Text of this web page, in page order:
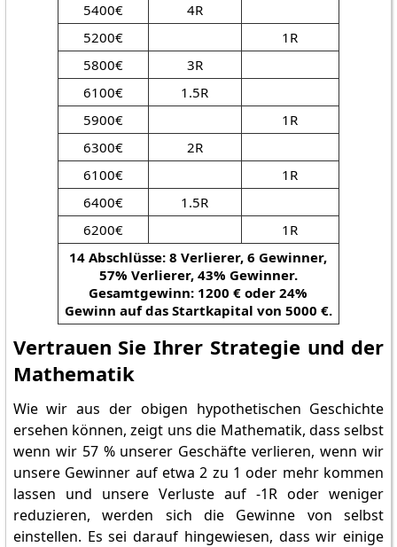
5400€
4R
5200€
1R
5800€
3R
6100€
1.5R
5900€
1R
6300€
2R
6100€
1R
6400€
1.5R
6200€
1R
14 Abschlüsse: 8 Verlierer, 6 Gewinner,
57% Verlierer, 43% Gewinner.
Gesamtgewinn: 1200 € oder 24%
Gewinn auf das Startkapital von 5000 €.
Vertrauen Sie Ihrer Strategie und der
Mathematik
Wie wir aus der obigen hypothetischen Geschichte
ersehen können, zeigt uns die Mathematik, dass selbst
wenn wir 57 % unserer Geschäfte verlieren, wenn wir
unsere Gewinner auf etwa 2 zu 1 oder mehr kommen
lassen und unsere Verluste auf -1R oder weniger
reduzieren, werden sich die Gewinne von selbst
einstellen. Es sei darauf hingewiesen, dass wir einige